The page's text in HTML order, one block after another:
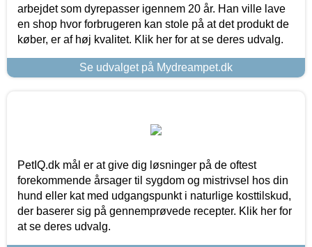
arbejdet som dyrepasser igennem 20 år. Han ville lave
en shop hvor forbrugeren kan stole på at det produkt de
køber, er af høj kvalitet. Klik her for at se deres udvalg.
Se udvalget på Mydreampet.dk
PetIQ.dk mål er at give dig løsninger på de oftest
forekommende årsager til sygdom og mistrivsel hos din
hund eller kat med udgangspunkt i naturlige kosttilskud,
der baserer sig på gennemprøvede recepter. Klik her for
at se deres udvalg.